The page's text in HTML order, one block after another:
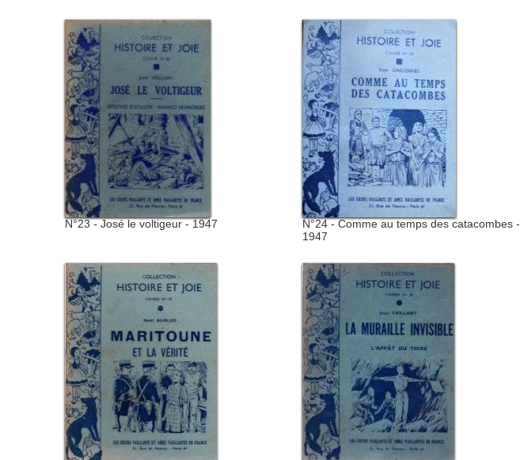
N°23 - José le voltigeur - 1947
N°24 - Comme au temps des catacombes -
1947